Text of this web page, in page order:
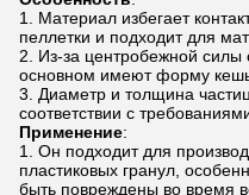
Материал избегает
пеллетки и подходит для
Из-за центробежной силы
основном имеют форму
Диаметр и толщина
соответствии с
Применение:
Он подходит для
пластиковых гранул,
быть повреждены во время